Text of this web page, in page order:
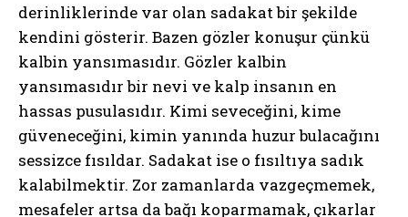
derinliklerinde var olan sadakat bir şekilde
kendini gösterir. Bazen gözler konuşur çünkü
kalbin yansımasıdır. Gözler kalbin
yansımasıdır bir nevi ve kalp insanın en
hassas pusulasıdır. Kimi seveceğini, kime
güveneceğini, kimin yanında huzur bulacağını
sessizce fısıldar. Sadakat ise o fısıltıya sadık
kalabilmektir. Zor zamanlarda vazgeçmemek,
mesafeler artsa da bağı koparmamak, çıkarlar